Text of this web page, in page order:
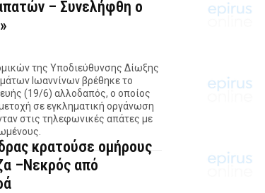
– Συνελήφθη ο
της Υποδιεύθυνσης Δίωξης
Ιωαννίνων βρέθηκε το
(19/6) αλλοδαπός, ο οποίος
σε εγκληματική οργάνωση
στις τηλεφωνικές απάτες με
κρατούσε ομήρους
–Νεκρός από